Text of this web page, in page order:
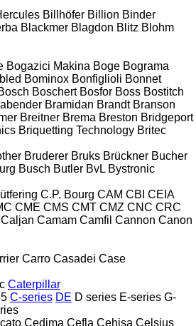
Billhöfer Billion Binder
Blackmer Blagdon Blitz Blohm
Bogazici Makina Boge Bograma
Bominox Bonfiglioli Bonnet
Boschert Bosfor Boss Bostitch
Bramidan Brandt Branson
Breitner Brema Breston Bridgeport
Briquetting Technology Britec
Bruderer Bruks Brückner Bucher
Busch Butler BvL Bystronic
C.P. Bourg CAM CBI CEIA
CME CMS CMT CMZ CNC CRC
Caljan Camam Camfil Cannon Canon
Carro Casadei Case
Caterpillar
C-series DE D series E-series G-
Cedima Cefla Cehisa Celsius